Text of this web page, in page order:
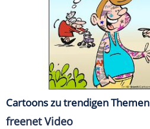
Cartoons zu trendigen Themen
freenet Video